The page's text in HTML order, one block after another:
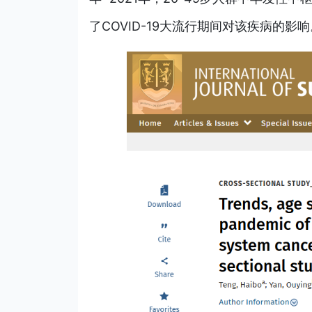
了COVID-19大流行期间对该疾病的影